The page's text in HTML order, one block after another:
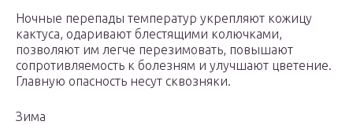
Ночные перепады температур укрепляют кожицу
кактуса, одаривают блестящими колючками,
позволяют им легче перезимовать, повышают
сопротивляемость к болезням и улучшают цветение.
Главную опасность несут сквозняки.
Зима